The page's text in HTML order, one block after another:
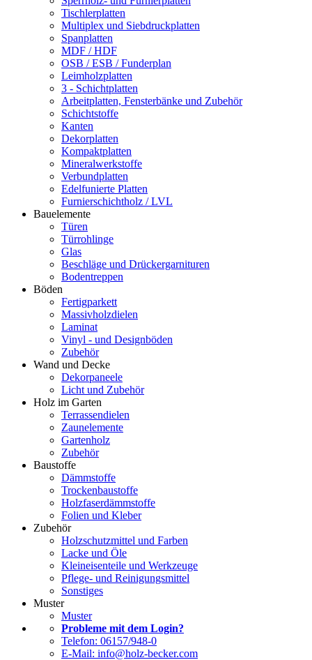
Tischlerplatten
Multiplex und Siebdruckplatten
Spanplatten
MDF / HDF
OSB / ESB / Funderplan
Leimholzplatten
3 - Schichtplatten
Arbeitplatten, Fensterbänke und Zubehör
Schichtstoffe
Kanten
Dekorplatten
Kompaktplatten
Mineralwerkstoffe
Verbundplatten
Edelfunierte Platten
Furnierschichtholz / LVL
Bauelemente
Türen
Türrohlinge
Glas
Beschläge und Drückergarnituren
Bodentreppen
Böden
Fertigparkett
Massivholzdielen
Laminat
Vinyl - und Designböden
Zubehör
Wand und Decke
Dekorpaneele
Licht und Zubehör
Holz im Garten
Terrassendielen
Zaunelemente
Gartenholz
Zubehör
Baustoffe
Dämmstoffe
Trockenbaustoffe
Holzfaserdämmstoffe
Folien und Kleber
Zubehör
Holzschutzmittel und Farben
Lacke und Öle
Kleineisenteile und Werkzeuge
Pflege- und Reinigungsmittel
Sonstiges
Muster
Muster
Probleme mit dem Login?
Telefon: 06157/948-0
E-Mail: info@holz-becker.com